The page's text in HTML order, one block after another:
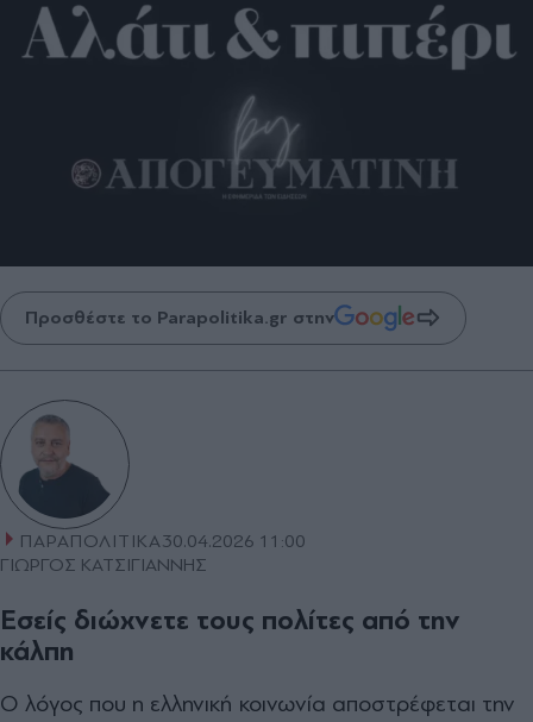
Προσθέστε το Parapolitika.gr στην
ΠΑΡΑΠΟΛΙΤΙΚΑ30.04.2026 11:00
ΓΙΩΡΓΟΣ ΚΑΤΣΙΓΙΑΝΝΗΣ
Εσείς διώχνετε τους πολίτες από την
κάλπη
Ο λόγος που η ελληνική κοινωνία αποστρέφεται την